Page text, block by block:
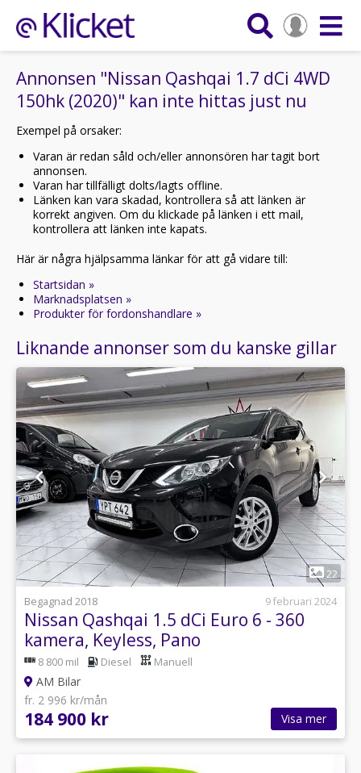
Annonsen "Nissan Qashqai 1.7 dCi 4WD
150hk (2020)" kan inte hittas just nu
Exempel på orsaker:
Varan är redan såld och/eller annonsören har tagit bort
annonsen.
Varan har tillfälligt dolts/lagts offline.
Länken kan vara skadad, kontrollera så att länken är
korrekt angiven. Om du klickade på länken i ett mail,
kontrollera att länken inte kapats.
Här är några hjälpsamma länkar för att gå vidare till:
Startsidan »
Marknadsplatsen »
Produkter för fordonshandlare »
Liknande annonser som du kanske gillar
1
22
Begagnad 2018
9 februari 2024
Nissan Qashqai 1.5 dCi Euro 6 - 360
kamera, Keyless, Pano
8 800 mil Diesel Manuell
AM Bilar
fr. 2 996 kr/mån
184 900 kr Visa mer